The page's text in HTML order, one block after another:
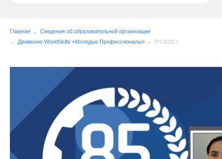
Главная
Сведения об образовательной организации
Движение WorldSkills «Молодые Профессионалы»
РЧ 2022 г.